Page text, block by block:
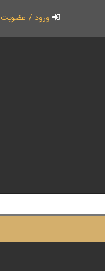
ورود / عضویت